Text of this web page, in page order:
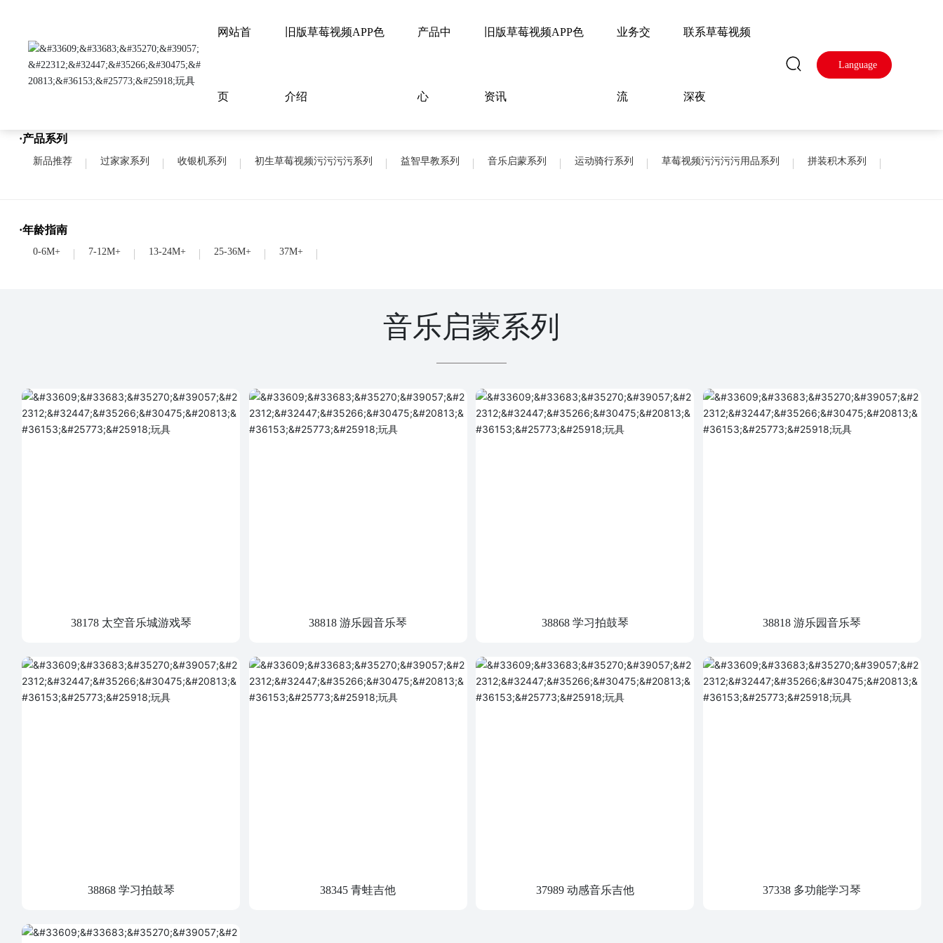
网站首
页
旧版草莓视频APP色
介绍
产品中
心
旧版草莓视频APP色
资讯
业务交
流
联系草莓视频
深夜
Language
首页
·产品系列
新品推荐 过家家系列 收银机系列 初生草莓视频污污污污系列 益智早教系列 音乐启蒙系列 运动骑行系列 草莓视频污污污污用品系列 拼装积木系列
·年龄指南
0-6M+ 7-12M+ 13-24M+ 25-36M+ 37M+
音乐启蒙系列
38178 太空音乐城游戏琴 38818 游乐园音乐琴 38868 学习拍鼓琴 38818 游乐园音乐琴
38868 学习拍鼓琴 38345 青蛙吉他 37989 动感音乐吉他 37338 多功能学习琴